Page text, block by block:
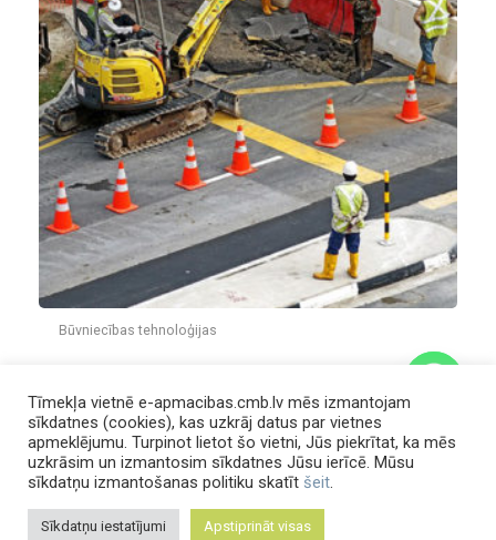
Būvniecības tehnoloģijas
60,00€
Pievienot grozam
Tīmekļa vietnē e-apmacibas.cmb.lv mēs izmantojam
sīkdatnes (cookies), kas uzkrāj datus par vietnes
apmeklējumu. Turpinot lietot šo vietni, Jūs piekrītat, ka mēs
uzkrāsim un izmantosim sīkdatnes Jūsu ierīcē. Mūsu
sīkdatņu izmantošanas politiku skatīt šeit.
Sīkdatņu iestatījumi Apstiprināt visas
chaty